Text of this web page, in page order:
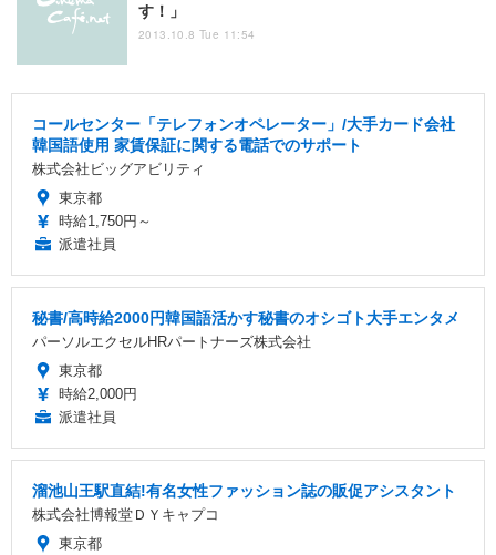
す！」
2013.10.8 Tue 11:54
コールセンター「テレフォンオペレーター」/大手カード会社
韓国語使用 家賃保証に関する電話でのサポート
株式会社ビッグアビリティ
東京都
時給1,750円～
派遣社員
秘書/高時給2000円韓国語活かす秘書のオシゴト大手エンタメ
パーソルエクセルHRパートナーズ株式会社
東京都
時給2,000円
派遣社員
溜池山王駅直結!有名女性ファッション誌の販促アシスタント
株式会社博報堂ＤＹキャプコ
東京都